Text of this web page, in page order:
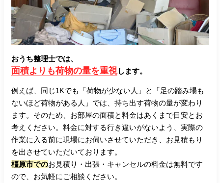
おうち整理士では、
面積よりも荷物の量を重視します。
例えば、同じ1Kでも「荷物が少ない人」と「足の踏み場も
ないほど荷物がある人」では、持ち出す荷物の量が変わり
ます。そのため、お部屋の面積と料金はあくまで目安とお
考えください。料金に対する行き違いがないよう、実際の
作業に入る前に現場にお伺いさせていただき、お見積もり
を出させていただいております。
橿原市でのお見積り・出張・キャンセルの料金は無料です
ので、お気軽にご相談ください。